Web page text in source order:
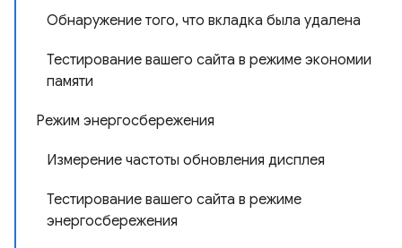
Обнаружение того, что вкладка была удалена
Тестирование вашего сайта в режиме экономии
памяти
Режим энергосбережения
Измерение частоты обновления дисплея
Тестирование вашего сайта в режиме
энергосбережения